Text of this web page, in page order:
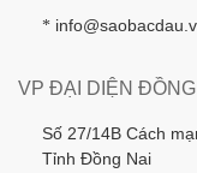
*
VP ĐẠI DIỆN ĐỒNG
Số 27/14B Cách
Tỉnh Đồng Nai